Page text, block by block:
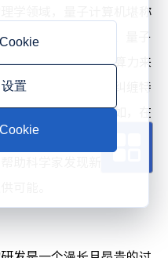
理学领域，量子计算机堪称
现象，如高温超导、量子
要耗费大量时间和算力来
子比特的叠加态和纠缠特
这些量子现象。例如，在
子计算机可以更精准地计
置